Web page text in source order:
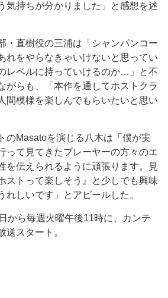
気持ちが分かりました」と感想を述
直樹役の三浦は「シャンパンコー
れをやらなきゃいけないと思ってい
レベルに持っていけるのか…」と不
がらも、「本作を通してホストクラ
間模様を楽しんでもらいたいと思い
Masatoを演じる八木は「僕が実
って見てきたプレーヤーの方々のエ
を伝えられるように頑張ります。見
ストって楽しそう』と少しでも興味
れしいです」とアピールした。
から毎週火曜午後11時に、カンテ
送スタート。